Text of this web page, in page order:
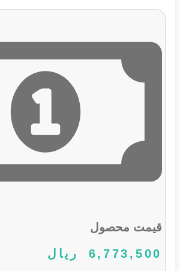
قیمت محصول
6,773,500
ریال